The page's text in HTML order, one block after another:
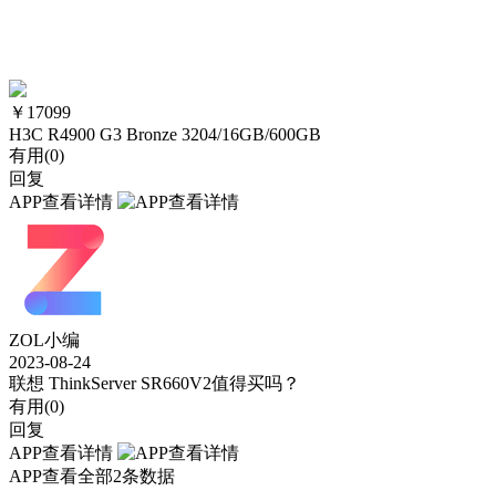
￥ 17099
H3C R4900 G3 Bronze 3204/16GB/600GB
有用(0)
回复
APP查看详情
ZOL小编
2023-08-24
联想 ThinkServer SR660V2值得买吗？
有用(0)
回复
APP查看详情
APP查看全部2条数据